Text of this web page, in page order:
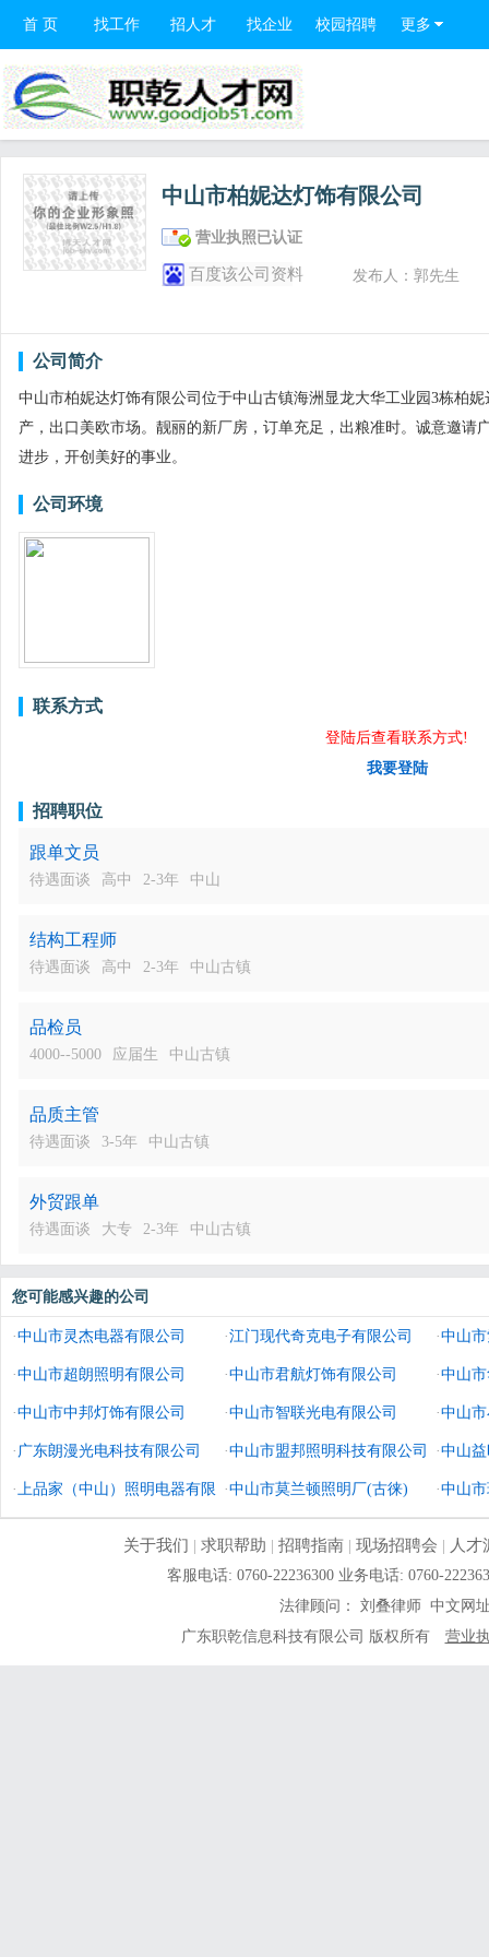
首 页 找工作 招人才 找企业 校园招聘 更多
中山市柏妮达灯饰有限公司
营业执照已认证
百度该公司资料 发布人：郭先生
公司简介
中山市柏妮达灯饰有限公司位于中山古镇海洲显龙大华工业园3栋柏
产，出口美欧市场。靓丽的新厂房，订单充足，出粮准时。诚意邀请
进步，开创美好的事业。
公司环境
联系方式
登陆后查看联系方式!
我要登陆
招聘职位
跟单文员
待遇面谈 高中 2-3年 中山
结构工程师
待遇面谈 高中 2-3年 中山古镇
品检员
4000--5000 应届生 中山古镇
品质主管
待遇面谈 3-5年 中山古镇
外贸跟单
待遇面谈 大专 2-3年 中山古镇
您可能感兴趣的公司
·中山市灵杰电器有限公司 ·江门现代奇克电子有限公司 ·中山
·中山市超朗照明有限公司 ·中山市君航灯饰有限公司 ·中山
·中山市中邦灯饰有限公司 ·中山市智联光电有限公司 ·中山
·广东朗漫光电科技有限公司 ·中山市盟邦照明科技有限公司 ·中山
·上品家（中山）照明电器有限 ·中山市莫兰顿照明厂(古徕) ·中山
关于我们 | 求职帮助 | 招聘指南| 现场招聘会 | 人才
客服电话: 0760-22236300 业务电话: 0760-
法律顾问： 刘叠律师 中文网
广东职乾信息科技有限公司 版权所有
营业